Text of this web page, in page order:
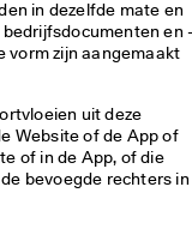
in dezelfde mate en
en
vorm zijn aangemaakt
uit deze
Website of de App of
of in de App, of die
bevoegde rechters in